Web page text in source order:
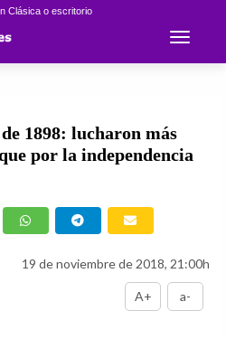
Clásica o escritorio
Toggle
1898: lucharon más
por la independencia
19 de noviembre de 2018, 21:00h
A+ a-